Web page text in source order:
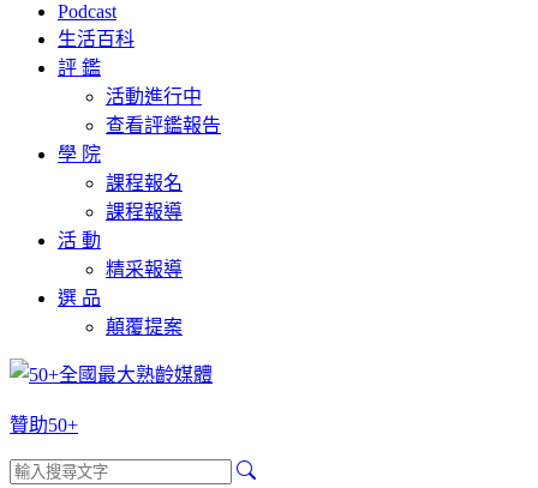
Podcast
生活百科
評 鑑
活動進行中
查看評鑑報告
學 院
課程報名
課程報導
活 動
精采報導
選 品
顛覆提案
贊助50+